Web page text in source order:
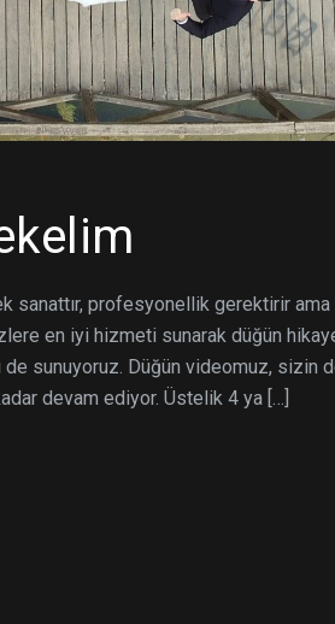
profesyonellik gerektirir
en iyi hizmeti sunarak düğün
sunuyoruz. Düğün videomuz, sizin
devam ediyor. Üstelik 4 ya […]